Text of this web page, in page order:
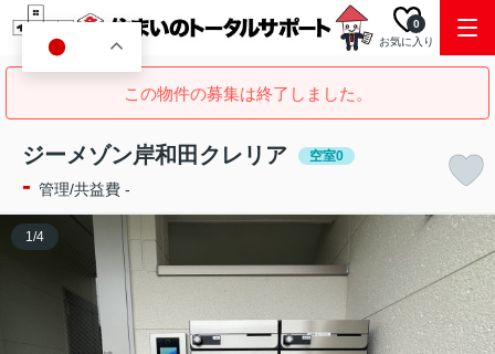
お気に入り
0
この物件の募集は終了しました。
ジーメゾン岸和田クレリア 空室0
- 管理/共益費 -
1/4